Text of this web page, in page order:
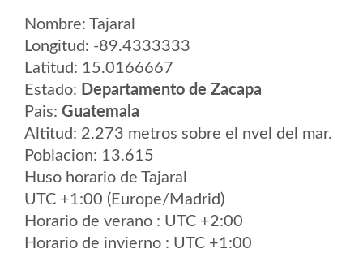
Nombre: Tajaral
Longitud: -89.4333333
Latitud: 15.0166667
Estado: Departamento de Zacapa
Pais: Guatemala
Altitud: 2.273 metros sobre el nvel del mar.
Poblacion: 13.615
Huso horario de Tajaral
UTC +1:00 (Europe/Madrid)
Horario de verano : UTC +2:00
Horario de invierno : UTC +1:00